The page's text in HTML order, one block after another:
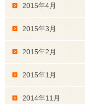
2015年4月
2015年3月
2015年2月
2015年1月
2014年11月